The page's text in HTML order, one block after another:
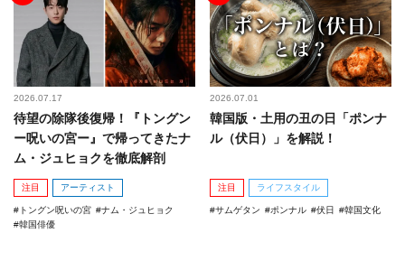
2026.07.17
待望の除隊後復帰！『トングン
ー呪いの宮ー』で帰ってきたナ
ム・ジュヒョクを徹底解剖
注目 アーティスト
トングン呪いの宮
ナム・ジュヒョク
韓国俳優
2026.07.01
韓国版・土用の丑の日「ポンナ
ル（伏日）」を解説！
注目 ライフスタイル
サムゲタン ポンナル 伏日 韓国文化